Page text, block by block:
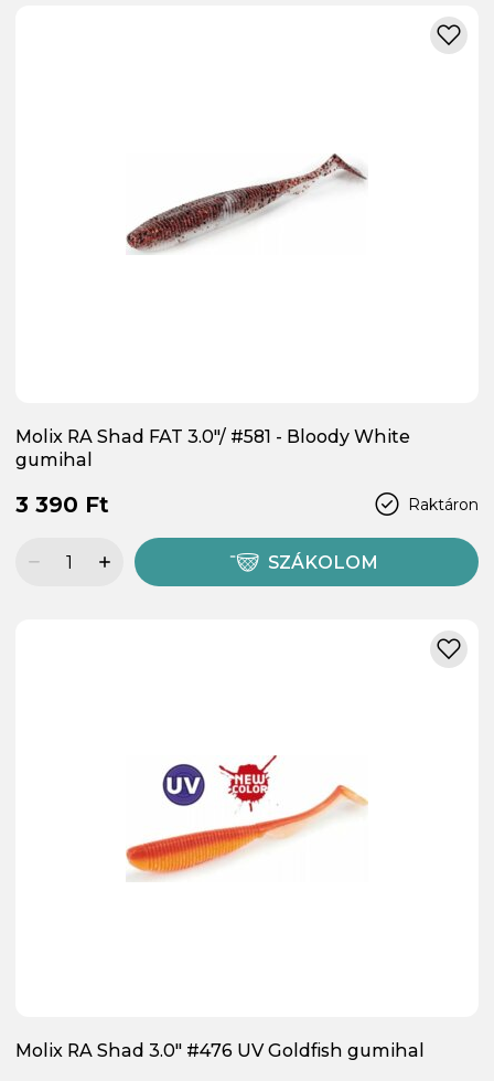
Molix RA Shad FAT 3.0"/ #581 - Bloody White
gumihal
Raktáron
3 390 Ft
SZÁKOLOM
Molix RA Shad 3.0" #476 UV Goldfish gumihal